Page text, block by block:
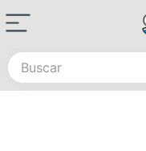
Buscar